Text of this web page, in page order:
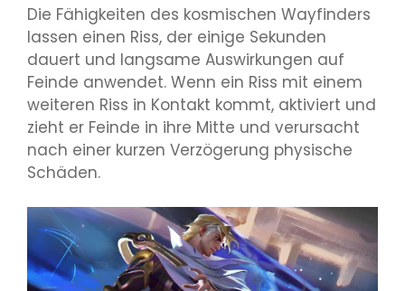
Die Fähigkeiten des kosmischen Wayfinders
lassen einen Riss, der einige Sekunden
dauert und langsame Auswirkungen auf
Feinde anwendet. Wenn ein Riss mit einem
weiteren Riss in Kontakt kommt, aktiviert und
zieht er Feinde in ihre Mitte und verursacht
nach einer kurzen Verzögerung physische
Schäden.